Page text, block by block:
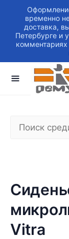
временно
доставка,
Петербурге и
комментариях
Vitra